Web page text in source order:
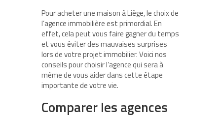
Pour acheter une maison à Liège, le choix de
l’agence immobilière est primordial. En
effet, cela peut vous faire gagner du temps
et vous éviter des mauvaises surprises
lors de votre projet immobilier. Voici nos
conseils pour choisir l’agence qui sera à
même de vous aider dans cette étape
importante de votre vie.
Comparer les agences